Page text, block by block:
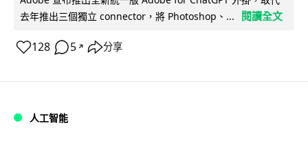
去年推出三個獨立 connector，將 Photoshop、...
閱讀全文
128 5 ↗ 分享
人工智能